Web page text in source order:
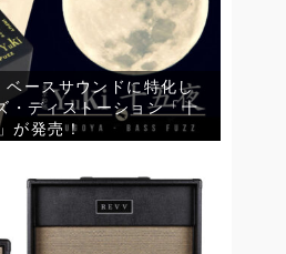
ースサウンドに特化し
・ディストーション「十
が発売！